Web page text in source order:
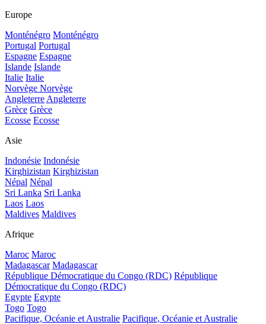
Europe
Monténégro Monténégro
Portugal Portugal
Espagne Espagne
Islande Islande
Italie Italie
Norvège Norvège
Angleterre Angleterre
Grèce Grèce
Ecosse Ecosse
Asie
Indonésie Indonésie
Kirghizistan Kirghizistan
Népal Népal
Sri Lanka Sri Lanka
Laos Laos
Maldives Maldives
Afrique
Maroc Maroc
Madagascar Madagascar
République Démocratique du Congo (RDC) République
Démocratique du Congo (RDC)
Egypte Egypte
Togo Togo
Pacifique, Océanie et Australie Pacifique, Océanie et Australie